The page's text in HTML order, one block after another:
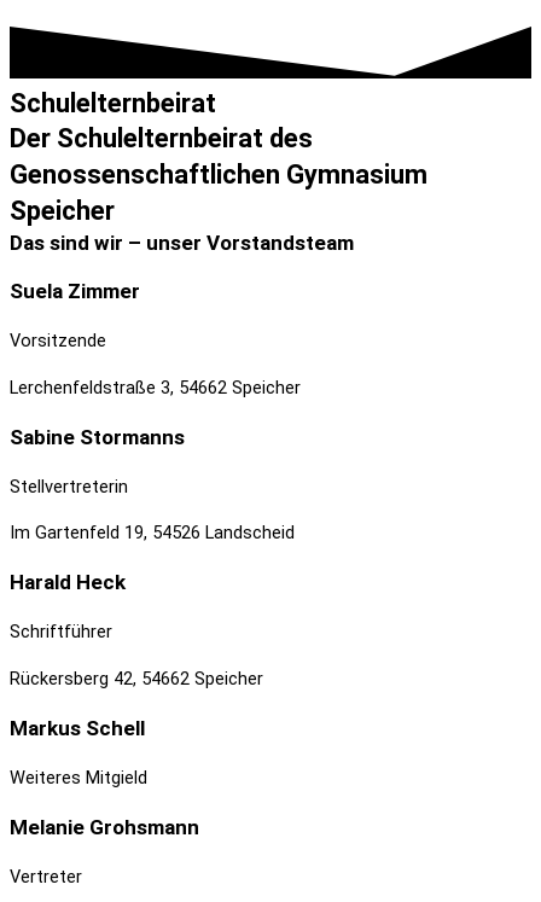
Schulelternbeirat
Der Schulelternbeirat des
Genossenschaftlichen Gymnasium
Speicher
Das sind wir – unser Vorstandsteam
Suela Zimmer
Vorsitzende
Lerchenfeldstraße 3, 54662 Speicher
Sabine Stormanns
Stellvertreterin
Im Gartenfeld 19, 54526 Landscheid
Harald Heck
Schriftführer
Rückersberg 42, 54662 Speicher
Markus Schell
Weiteres Mitgield
Melanie Grohsmann
Vertreter